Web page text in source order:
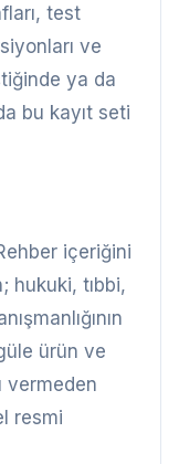
test
ve
ya da
bu kayıt seti
içeriğini
hukuki, tıbbi,
ürün ve
vermeden
resmi